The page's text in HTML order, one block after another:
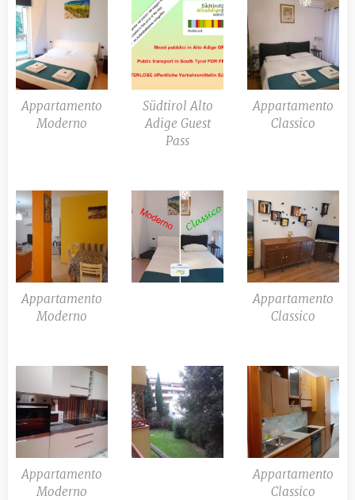
Appartamento
Moderno
Südtirol Alto
Adige Guest
Pass
Appartamento
Classico
Appartamento
Moderno
Appartamento
Classico
Appartamento
Moderno
Appartamento
Classico